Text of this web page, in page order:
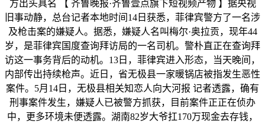
方出头具名 【 齐鲁晚报·齐鲁壹点旗下短视频产物 】据央视
旧事动静，总台记者本地时间14日获悉，菲律宾警方了一名涉
及枪击案的嫌疑人。据悉，嫌疑人名叫梅尔·奥拉贡，现年44
岁，是菲律宾国度查询拜访局的一名司机。警朴直正在查询拜
访这一事务背后的动机。13日，菲律宾进入形态，当天晚间，
内部传出持续枪声。近日，省无极县一家暖锅店被指发生恶性
案件。5月14日，无极县相关知恋人向大河报 记者透露，确有
刑事案件发生，嫌疑人已被警方抓获，目前案件正正在侦办
中，更多环境未便透露。湖南82岁大爷扛170万现金去存钱，